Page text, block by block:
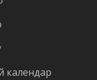
календар